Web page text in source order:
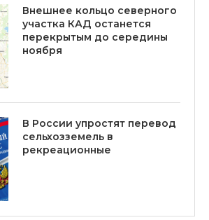
Внешнее кольцо северного
участка КАД останется
перекрытым до середины
ноября
В России упростят перевод
сельхозземель в
рекреационные